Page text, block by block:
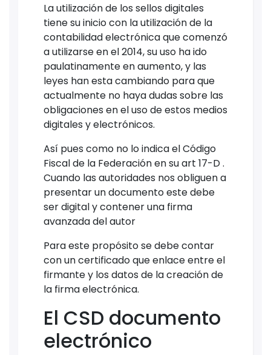
La utilización de los sellos digitales
tiene su inicio con la utilización de la
contabilidad electrónica que comenzó
a utilizarse en el 2014, su uso ha ido
paulatinamente en aumento, y las
leyes han esta cambiando para que
actualmente no haya dudas sobre las
obligaciones en el uso de estos medios
digitales y electrónicos.
Así pues como no lo indica el Código
Fiscal de la Federación en su art 17-D .
Cuando las autoridades nos obliguen a
presentar un documento este debe
ser digital y contener una firma
avanzada del autor
Para este propósito se debe contar
con un certificado que enlace entre el
firmante y los datos de la creación de
la firma electrónica.
El CSD documento
electrónico